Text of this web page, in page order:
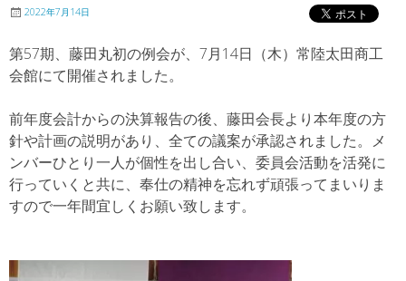
2022年7月14日
第57期、藤田丸初の例会が、7月14日（木）常陸太田商工
会館にて開催されました。
前年度会計からの決算報告の後、藤田会長より本年度の方
針や計画の説明があり、全ての議案が承認されました。メ
ンバーひとり一人が個性を出し合い、委員会活動を活発に
行っていくと共に、奉仕の精神を忘れず頑張ってまいりま
すので一年間宜しくお願い致します。